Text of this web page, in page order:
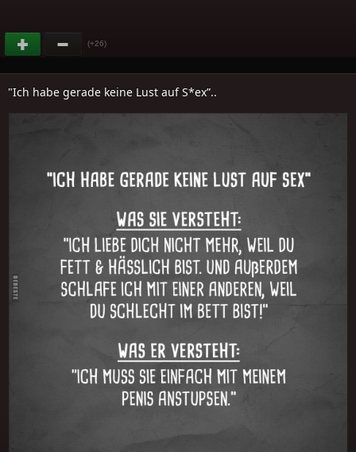
(+26)
"Ich habe gerade keine Lust auf S*ex”..